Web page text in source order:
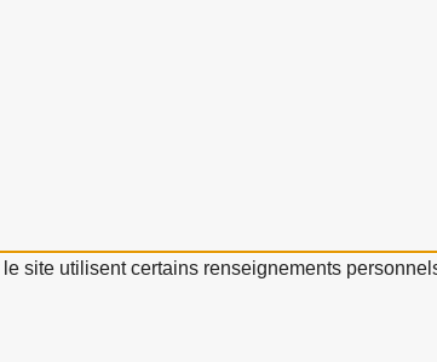
site utilisent certains renseignements